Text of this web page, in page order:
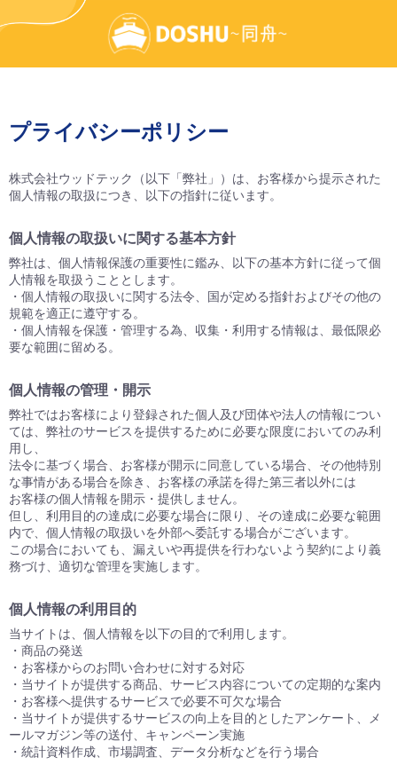
プライバシーポリシー
株式会社ウッドテック（以下「弊社」）は、お客様から提示された
個人情報の取扱につき、以下の指針に従います。
個人情報の取扱いに関する基本方針
弊社は、個人情報保護の重要性に鑑み、以下の基本方針に従って個
人情報を取扱うこととします。
・個人情報の取扱いに関する法令、国が定める指針およびその他の
規範を適正に遵守する。
・個人情報を保護・管理する為、収集・利用する情報は、最低限必
要な範囲に留める。
個人情報の管理・開示
弊社ではお客様により登録された個人及び団体や法人の情報につい
ては、弊社のサービスを提供するために必要な限度においてのみ利
用し、
法令に基づく場合、お客様が開示に同意している場合、その他特別
な事情がある場合を除き、お客様の承諾を得た第三者以外には
お客様の個人情報を開示・提供しません。
但し、利用目的の達成に必要な場合に限り、その達成に必要な範囲
内で、個人情報の取扱いを外部へ委託する場合がございます。
この場合においても、漏えいや再提供を行わないよう契約により義
務づけ、適切な管理を実施します。
個人情報の利用目的
当サイトは、個人情報を以下の目的で利用します。
・商品の発送
・お客様からのお問い合わせに対する対応
・当サイトが提供する商品、サービス内容についての定期的な案内
・お客様へ提供するサービスで必要不可欠な場合
・当サイトが提供するサービスの向上を目的としたアンケート、メ
ールマガジン等の送付、キャンペーン実施
・統計資料作成、市場調査、データ分析などを行う場合